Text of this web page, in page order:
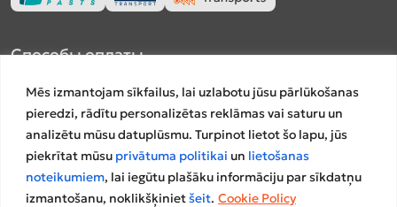
Mēs izmantojam sīkfailus, lai uzlabotu jūsu pārlūkošanas
pieredzi, rādītu personalizētas reklāmas vai saturu un
analizētu mūsu datuplūsmu. Turpinot lietot šo lapu, jūs
piekrītat mūsu privātuma politikai un lietošanas
noteikumiem, lai iegūtu plašāku informāciju par sīkdatņu
izmantošanu, noklikšķinietšeit. Cookie Policy
Способы оплаты
Платформы сравнения